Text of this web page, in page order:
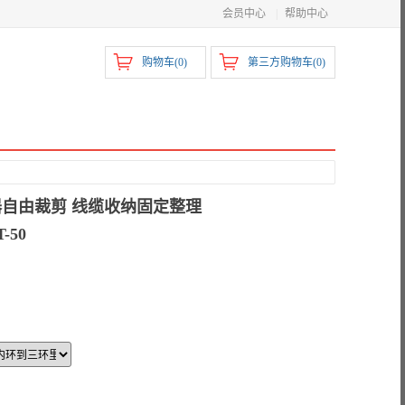
会员中心 帮助中心
第三方购物车(0)
购物车(0)
由裁剪 线缆收纳固定整理
50